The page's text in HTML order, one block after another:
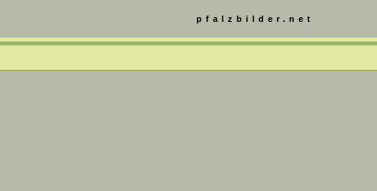
pfalzbilder.net